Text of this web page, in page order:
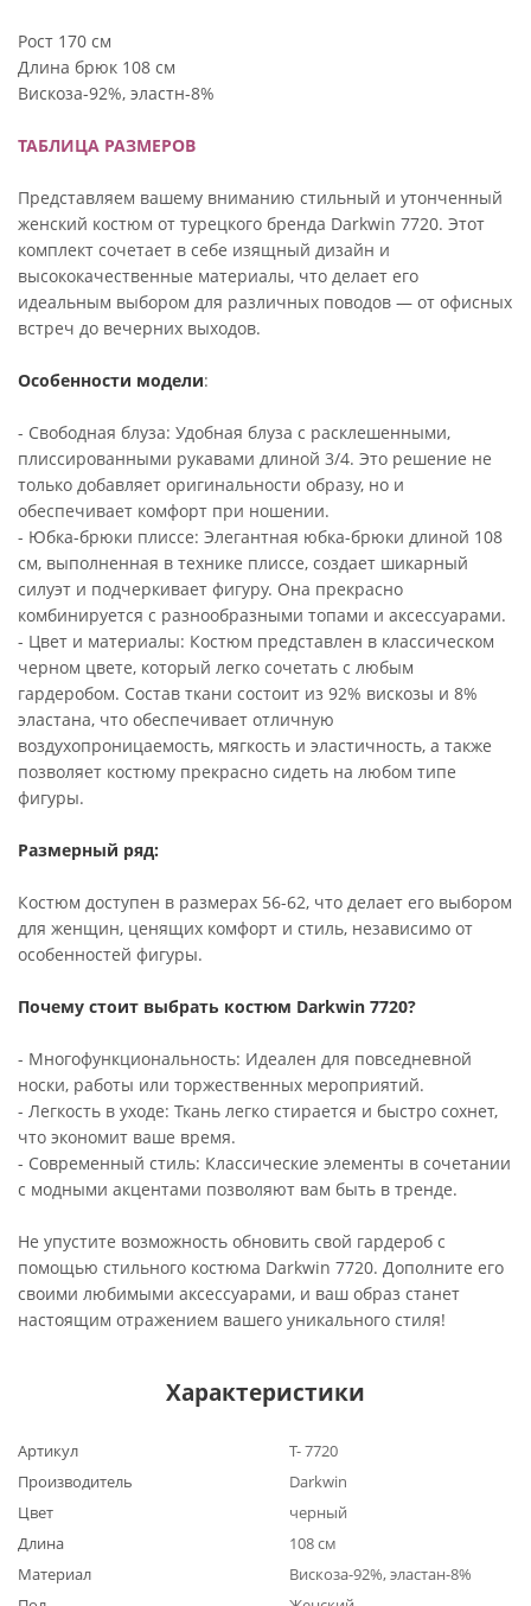
Рост 170 см
Длина брюк 108 см
Вискоза-92%, эластн-8%
ТАБЛИЦА РАЗМЕРОВ
Представляем вашему вниманию стильный и утонченный
женский костюм от турецкого бренда Darkwin 7720. Этот
комплект сочетает в себе изящный дизайн и
высококачественные материалы, что делает его
идеальным выбором для различных поводов — от офисных
встреч до вечерних выходов.
Особенности модели:
- Свободная блуза: Удобная блуза с расклешенными,
плиссированными рукавами длиной 3/4. Это решение не
только добавляет оригинальности образу, но и
обеспечивает комфорт при ношении.
- Юбка-брюки плиссе: Элегантная юбка-брюки длиной 108
см, выполненная в технике плиссе, создает шикарный
силуэт и подчеркивает фигуру. Она прекрасно
комбинируется с разнообразными топами и аксессуарами.
- Цвет и материалы: Костюм представлен в классическом
черном цвете, который легко сочетать с любым
гардеробом. Состав ткани состоит из 92% вискозы и 8%
эластана, что обеспечивает отличную
воздухопроницаемость, мягкость и эластичность, а также
позволяет костюму прекрасно сидеть на любом типе
фигуры.
Размерный ряд:
Костюм доступен в размерах 56-62, что делает его выбором
для женщин, ценящих комфорт и стиль, независимо от
особенностей фигуры.
Почему стоит выбрать костюм Darkwin 7720?
- Многофункциональность: Идеален для повседневной
носки, работы или торжественных мероприятий.
- Легкость в уходе: Ткань легко стирается и быстро сохнет,
что экономит ваше время.
- Современный стиль: Классические элементы в сочетании
с модными акцентами позволяют вам быть в тренде.
Не упустите возможность обновить свой гардероб с
помощью стильного костюма Darkwin 7720. Дополните его
своими любимыми аксессуарами, и ваш образ станет
настоящим отражением вашего уникального стиля!
Характеристики
Артикул
Т- 7720
Производитель
Darkwin
Цвет
черный
Длина
108 см
Материал
Вискоза-92%, эластан-8%